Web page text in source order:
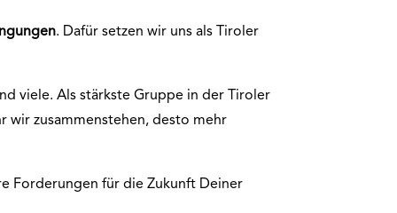
. Dafür setzen wir uns als Tiroler
viele. Als stärkste Gruppe in der Tiroler
wir zusammenstehen, desto mehr
Forderungen für die Zukunft Deiner